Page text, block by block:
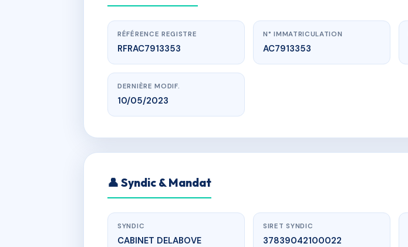
RÉFÉRENCE REGISTRE
RFRAC7913353
N° IMMATRICULATION
AC7913353
DERNIÈRE MODIF.
10/05/2023
👤 Syndic & Mandat
SYNDIC
CABINET DELABOVE
SIRET SYNDIC
37839042100022